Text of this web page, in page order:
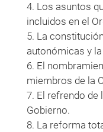
4. Los asuntos
incluidos en el
5. La
autonómicas y
6. El
miembros de la
7. El refrendo de
Gobierno.
8. La reforma